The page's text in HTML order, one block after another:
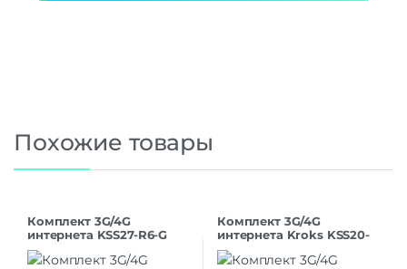
Похожие товары
Комплект 3G/4G
интернета KSS27-R6-G
Комплект 3G/4G
интернета Kroks KSS20-
R4